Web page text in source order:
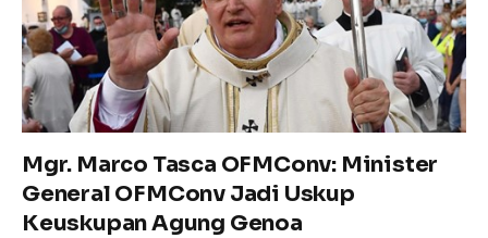
Mgr. Marco Tasca OFMConv: Minister
General OFMConv Jadi Uskup
Keuskupan Agung Genoa